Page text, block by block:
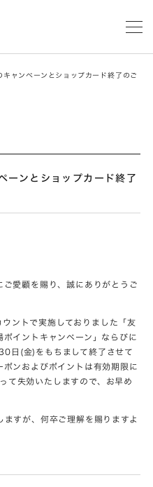
メ
ー
ャンペーンとショップカード終了のご
ーンとショップカード終了
ご愛顧を賜り、誠にありがとうご
ントで実施しておりました「友
イントキャンペーン」ならびに
日(金)をもちまして終了させて
ンおよびポイントは有効期限に
失効いたしますので、お早め
すが、何卒ご理解を賜りますよ